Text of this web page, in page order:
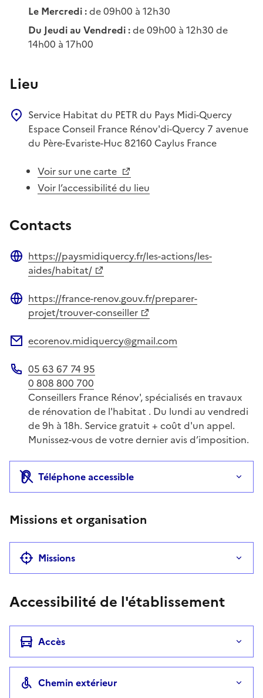
Le Mercredi :de 09h00 à 12h30
Du Jeudi au Vendredi :de 09h00 à 12h30 de
14h00 à 17h00
Lieu
Service Habitat du PETR du Pays Midi-Quercy
Espace Conseil France Rénov'di-Quercy 7 avenue
du Père-Evariste-Huc82160 Caylus France
Voir sur une carte
Voir l’accessibilité du lieu
Contacts
Site web
https://paysmidiquercy.fr/les-actions/les-
aides/habitat/
Site web
https://france-renov.gouv.fr/preparer-
projet/trouver-conseiller
ecorenov.midiquercy@gmail.com
Téléphone
05 63 67 74 95
0 808 800 700
Conseillers France Rénov', spécialisés en travaux
de rénovation de l'habitat . Du lundi au vendredi
de 9h à 18h. Service gratuit + coût d'un appel.
Munissez-vous de votre dernier avis d’imposition.
Téléphone accessible
Missions et organisation
Missions
Accessibilité de l'établissement
Accès
Chemin extérieur